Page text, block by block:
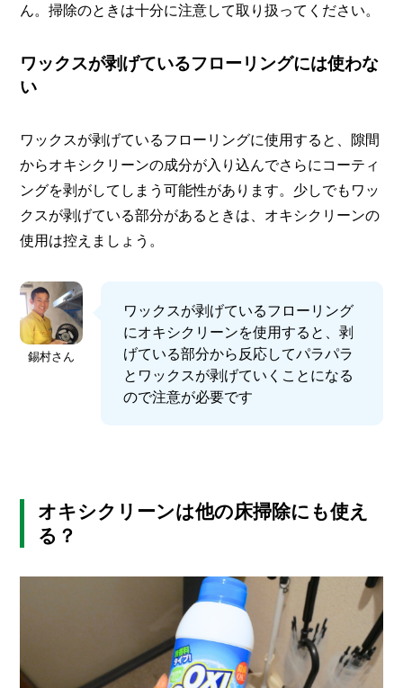
ん。掃除のときは十分に注意して取り扱ってください。
ワックスが剥げているフローリングには使わな
い
ワックスが剥げているフローリングに使用すると、隙間
からオキシクリーンの成分が入り込んでさらにコーティ
ングを剥がしてしまう可能性があります。少しでもワッ
クスが剥げている部分があるときは、オキシクリーンの
使用は控えましょう。
錫村さん
ワックスが剥げているフローリング
にオキシクリーンを使用すると、剥
げている部分から反応してパラパラ
とワックスが剥げていくことになる
ので注意が必要です
オキシクリーンは他の床掃除にも使え
る？